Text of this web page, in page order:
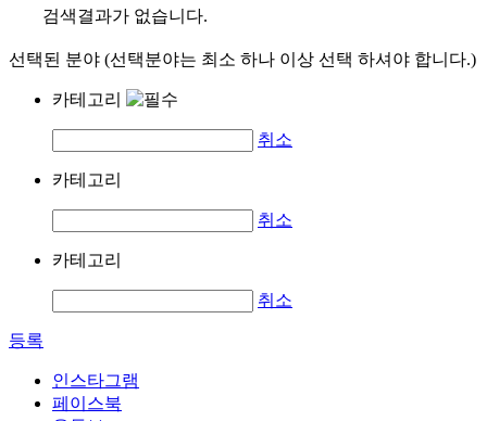
검색결과가 없습니다.
선택된 분야 (선택분야는 최소 하나 이상 선택 하셔야 합니다.)
카테고리
취소
카테고리
취소
카테고리
취소
등록
인스타그램
페이스북